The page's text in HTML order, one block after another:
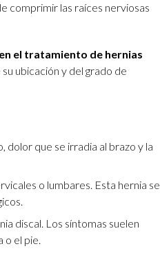
comprimir las raíces nerviosas
el tratamiento de hernias
ubicación y del grado de
dolor que se irradia al brazo y la
o lumbares. Esta hernia se
discal. Los síntomas suelen
o el pie.